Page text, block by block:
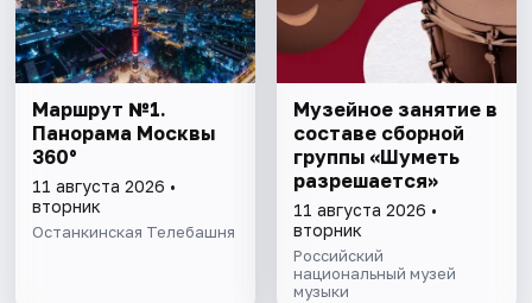
Маршрут №1.
Панорама Москвы
360°
11 августа 2026 •
вторник
Останкинская Телебашня
Музейное занятие в
составе сборной
группы «Шуметь
разрешается»
11 августа 2026 •
вторник
Российский
национальный музей
музыки